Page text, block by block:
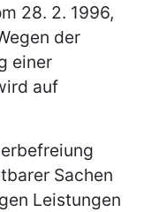
28. 2. 1996,
der
einer
auf
Sachen
Leistungen